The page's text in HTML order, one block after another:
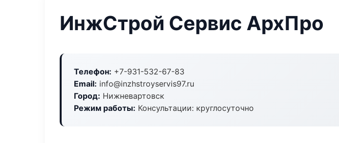
ИнжСтрой Сервис АрхПро
Телефон: +7-931-532-67-83
Email: info@inzhstroyservis97.ru
Город: Нижневартовск
Режим работы: Консультации: круглосуточно